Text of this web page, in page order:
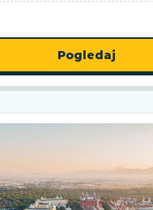
Pogledaj